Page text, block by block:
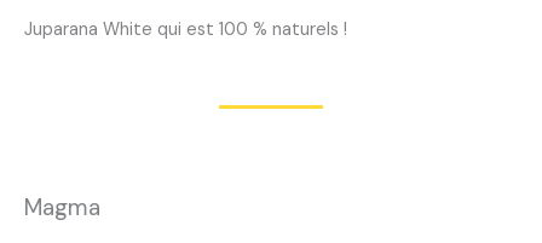
Juparana White qui est 100 % naturels !
Magma